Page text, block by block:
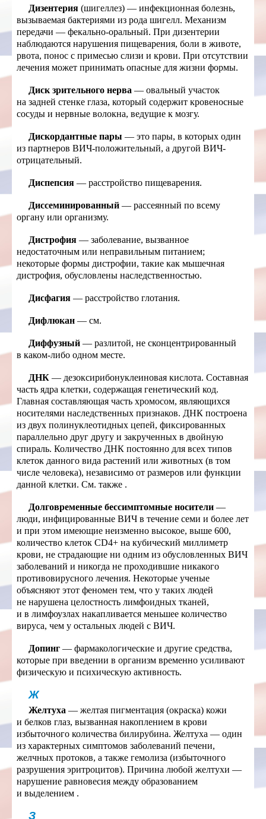
Дизентерия (шигеллез) — инфекционная болезнь,
вызываемая бактериями из рода шигелл. Механизм
передачи — фекально-оральный. При дизентерии
наблюдаются нарушения пищеварения, боли в животе,
рвота, понос с примесью слизи и крови. При отсутствии
лечения может принимать опасные для жизни формы.
Диск зрительного нерва — овальный участок
на задней стенке глаза, который содержит кровеносные
сосуды и нервные волокна, ведущие к мозгу.
Дискордантные пары — это пары, в которых один
из партнеров ВИЧ-положительный, а другой ВИЧ-
отрицательный.
Диспепсия — расстройство пищеварения.
Диссеминированный — рассеянный по всему
органу или организму.
Дистрофия — заболевание, вызванное
недостаточным или неправильным питанием;
некоторые формы дистрофии, такие как мышечная
дистрофия, обусловлены наследственностью.
Дисфагия — расстройство глотания.
Дифлюкан — см.
Диффузный — разлитой, не сконцентрированный
в каком-либо одном месте.
ДНК — дезоксирибонуклеиновая кислота. Составная
часть ядра клетки, содержащая генетический код.
Главная составляющая часть хромосом, являющихся
носителями наследственных признаков. ДНК построена
из двух полинуклеотидных цепей, фиксированных
параллельно друг другу и закрученных в двойную
спираль. Количество ДНК постоянно для всех типов
клеток данного вида растений или животных (в том
числе человека), независимо от размеров или функции
данной клетки. См. также .
Долговременные бессимптомные носители —
люди, инфицированные ВИЧ в течение семи и более лет
и при этом имеющие неизменно высокое, выше 600,
количество клеток CD4+ на кубический миллиметр
крови, не страдающие ни одним из обусловленных ВИЧ
заболеваний и никогда не проходившие никакого
противовирусного лечения. Некоторые ученые
объясняют этот феномен тем, что у таких людей
не нарушена целостность лимфоидных тканей,
и в лимфоузлах накапливается меньшее количество
вируса, чем у остальных людей с ВИЧ.
Допинг — фармакологические и другие средства,
которые при введении в организм временно усиливают
физическую и психическую активность.
Ж
Желтуха — желтая пигментация (окраска) кожи
и белков глаз, вызванная накоплением в крови
избыточного количества билирубина. Желтуха — один
из характерных симптомов заболеваний печени,
желчных протоков, а также гемолиза (избыточного
разрушения эритроцитов). Причина любой желтухи —
нарушение равновесия между образованием
и выделением .
З